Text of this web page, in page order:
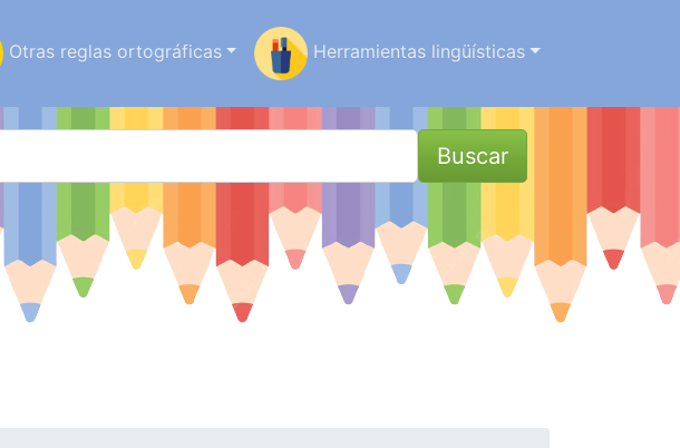
Otras reglas ortográficas Herramientas lingüísticas
Buscar